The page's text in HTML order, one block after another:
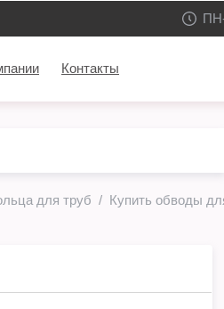
Контакты
для труб Купить обводы